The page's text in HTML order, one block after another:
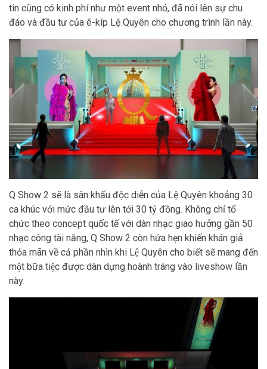
tin cũng có kinh phí như một event nhỏ, đã nói lên sự chu
đáo và đầu tư của ê-kíp Lệ Quyên cho chương trình lần này.
Q Show 2 sẽ là sân khấu độc diễn của Lệ Quyên khoảng 30
ca khúc với mức đầu tư lên tới 30 tỷ đồng. Không chỉ tổ
chức theo concept quốc tế với dàn nhạc giao hưởng gần 50
nhạc công tài năng, Q Show 2 còn hứa hẹn khiến khán giả
thỏa mãn về cả phần nhìn khi Lệ Quyên cho biết sẽ mang đến
một bữa tiệc được dàn dựng hoành tráng vào liveshow lần
này.